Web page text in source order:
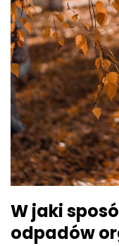
W jaki
odpadów